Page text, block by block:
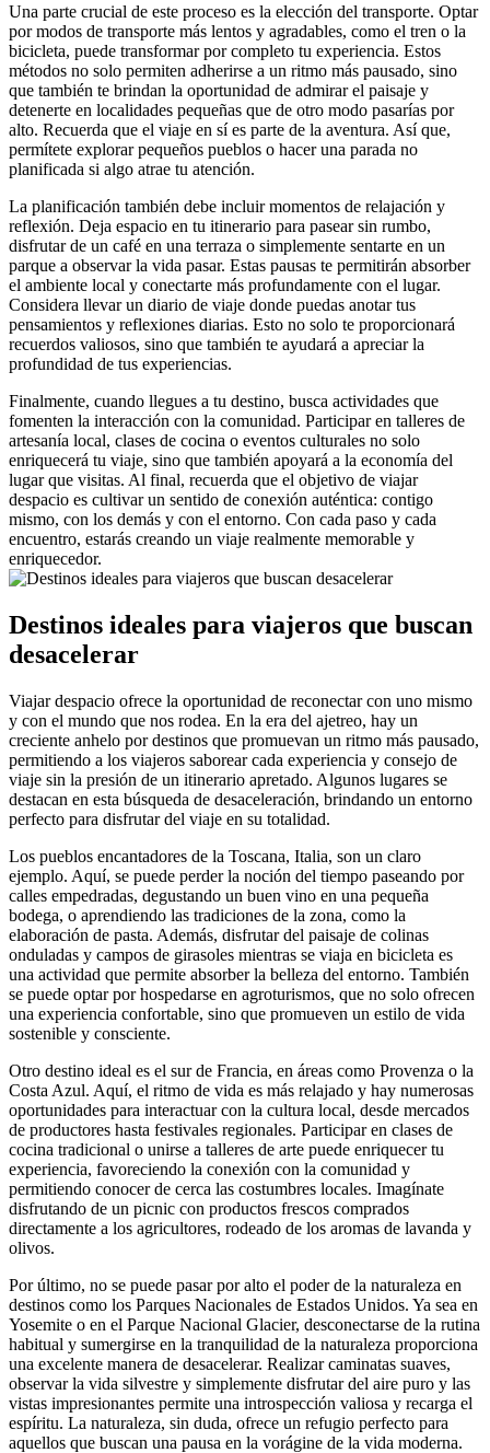
Una parte crucial de este proceso es la elección del transporte. Optar
por modos de transporte más lentos y agradables, como el tren o la
bicicleta, puede transformar por completo tu experiencia. Estos
métodos no solo permiten adherirse a un ritmo más pausado, sino
que también te brindan la oportunidad de admirar el paisaje y
detenerte en localidades pequeñas que de otro modo pasarías por
alto. Recuerda que el viaje en sí es parte de la aventura. Así que,
permítete explorar pequeños pueblos o hacer una parada no
planificada si algo atrae tu atención.
La planificación también debe incluir momentos de relajación y
reflexión. Deja espacio en tu itinerario para pasear sin rumbo,
disfrutar de un café en una terraza o simplemente sentarte en un
parque a observar la vida pasar. Estas pausas te permitirán absorber
el ambiente local y conectarte más profundamente con el lugar.
Considera llevar un diario de viaje donde puedas anotar tus
pensamientos y reflexiones diarias. Esto no solo te proporcionará
recuerdos valiosos, sino que también te ayudará a apreciar la
profundidad de tus experiencias.
Finalmente, cuando llegues a tu destino, busca actividades que
fomenten la interacción con la comunidad. Participar en talleres de
artesanía local, clases de cocina o eventos culturales no solo
enriquecerá tu viaje, sino que también apoyará a la economía del
lugar que visitas. Al final, recuerda que el objetivo de viajar
despacio es cultivar un sentido de conexión auténtica: contigo
mismo, con los demás y con el entorno. Con cada paso y cada
encuentro, estarás creando un viaje realmente memorable y
enriquecedor.
Destinos ideales para viajeros que buscan
desacelerar
Viajar despacio ofrece la oportunidad de reconectar con uno mismo
y con el mundo que nos rodea. En la era del ajetreo, hay un
creciente anhelo por destinos que promuevan un ritmo más pausado,
permitiendo a los viajeros saborear cada experiencia y consejo de
viaje sin la presión de un itinerario apretado. Algunos lugares se
destacan en esta búsqueda de desaceleración, brindando un entorno
perfecto para disfrutar del viaje en su totalidad.
Los pueblos encantadores de la Toscana, Italia, son un claro
ejemplo. Aquí, se puede perder la noción del tiempo paseando por
calles empedradas, degustando un buen vino en una pequeña
bodega, o aprendiendo las tradiciones de la zona, como la
elaboración de pasta. Además, disfrutar del paisaje de colinas
onduladas y campos de girasoles mientras se viaja en bicicleta es
una actividad que permite absorber la belleza del entorno. También
se puede optar por hospedarse en agroturismos, que no solo ofrecen
una experiencia confortable, sino que promueven un estilo de vida
sostenible y consciente.
Otro destino ideal es el sur de Francia, en áreas como Provenza o la
Costa Azul. Aquí, el ritmo de vida es más relajado y hay numerosas
oportunidades para interactuar con la cultura local, desde mercados
de productores hasta festivales regionales. Participar en clases de
cocina tradicional o unirse a talleres de arte puede enriquecer tu
experiencia, favoreciendo la conexión con la comunidad y
permitiendo conocer de cerca las costumbres locales. Imagínate
disfrutando de un picnic con productos frescos comprados
directamente a los agricultores, rodeado de los aromas de lavanda y
olivos.
Por último, no se puede pasar por alto el poder de la naturaleza en
destinos como los Parques Nacionales de Estados Unidos. Ya sea en
Yosemite o en el Parque Nacional Glacier, desconectarse de la rutina
habitual y sumergirse en la tranquilidad de la naturaleza proporciona
una excelente manera de desacelerar. Realizar caminatas suaves,
observar la vida silvestre y simplemente disfrutar del aire puro y las
vistas impresionantes permite una introspección valiosa y recarga el
espíritu. La naturaleza, sin duda, ofrece un refugio perfecto para
aquellos que buscan una pausa en la vorágine de la vida moderna.